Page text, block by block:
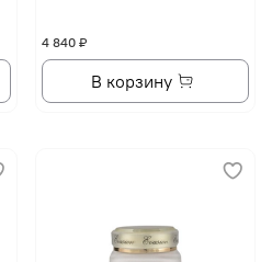
4 840 ₽
В корзину